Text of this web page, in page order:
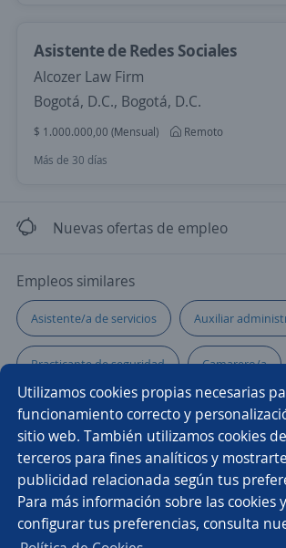
Utilizamos cookies propias necesarias
funcionamiento correcto y
sitio web. También utilizamos cookies de
terceros para fines analíticos y mostrarte
publicidad relacionada según tus
Para más información sobre las cookies y
configurar tus preferencias, consulta
Asistente de Redes Sociales
Alcozer Law Firm
Bogotá, D.C., Bogotá, D.C.
$ 1.000.000,00 (Mensual)
Remoto
Más de 30 días
Nuevas ofertas de empleo
Empleos similares
Asistente/a de servicios Auxiliar
Practicante de seguridad Camarero/a
Auxiliar operativo Auxiliar logística
Ayudante de limpieza Servicios generales
Auxiliar de seguridad Auxiliar de
Buscar es más fácil en la
CT App